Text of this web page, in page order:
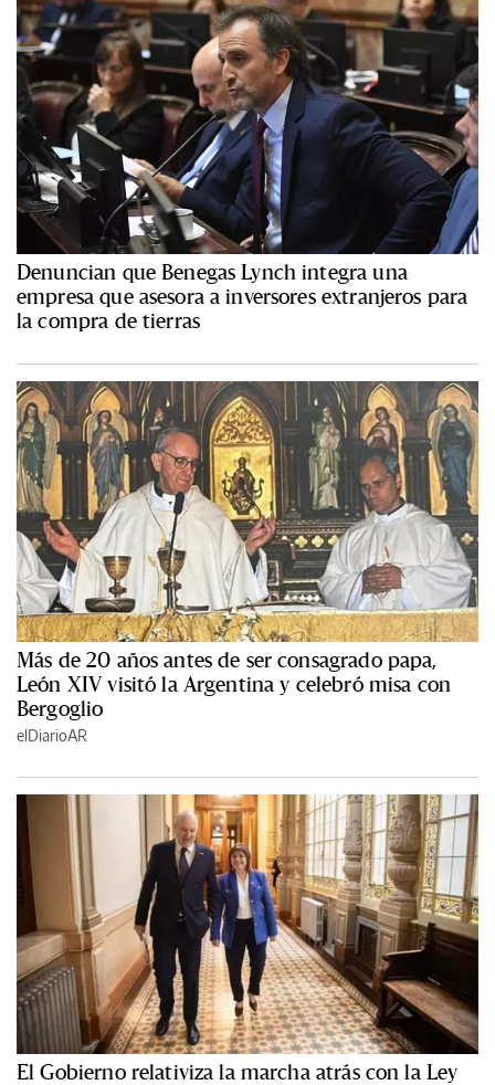
Denuncian que Benegas Lynch integra una
empresa que asesora a inversores extranjeros para
la compra de tierras
Más de 20 años antes de ser consagrado papa,
León XIV visitó la Argentina y celebró misa con
Bergoglio
elDiarioAR
El Gobierno relativiza la marcha atrás con la Ley